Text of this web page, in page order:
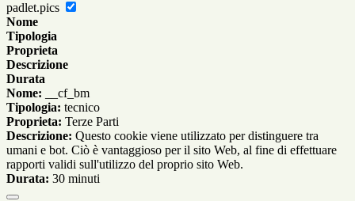
padlet.pics
Nome
Tipologia
Proprieta
Descrizione
Durata
Nome: __cf_bm
Tipologia: tecnico
Proprieta: Terze Parti
Descrizione: Questo cookie viene utilizzato per distinguere tra
umani e bot. Ciò è vantaggioso per il sito Web, al fine di effettuare
rapporti validi sull'utilizzo del proprio sito Web.
Durata: 30 minuti